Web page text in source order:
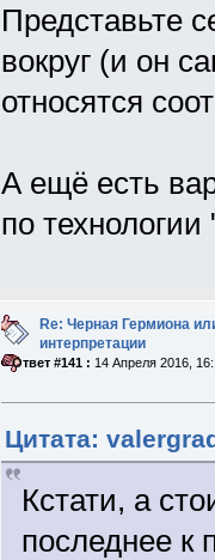
Представьте
вокруг (и он
относятся
А ещё есть
по
Re: Черная Гермиона
интерпретации
«Ответ #141 : 14 Апреля 2016,
Цитата:
Кстати, а
последнее к